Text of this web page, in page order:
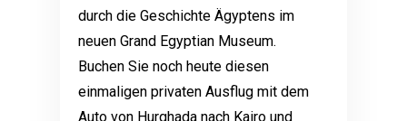
durch die Geschichte Ägyptens im
neuen Grand Egyptian Museum.
Buchen Sie noch heute diesen
einmaligen privaten Ausflug mit dem
Auto von Hurghada nach Kairo und